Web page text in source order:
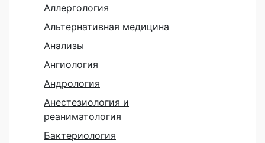
Аллергология
Альтернативная медицина
Анализы
Ангиология
Андрология
Анестезиология и
реаниматология
Бактериология